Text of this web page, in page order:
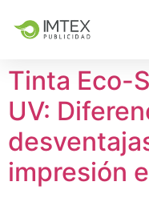
Tinta Eco-
UV:
impresión